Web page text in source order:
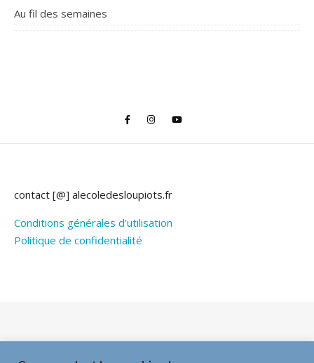
Au fil des semaines
contact [@] alecoledesloupiots.fr
Conditions générales d’utilisation
Politique de confidentialité